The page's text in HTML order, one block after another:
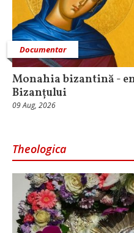
Documentar
Monahia bizantină -
Bizanțului
09 Aug, 2026
Theologica